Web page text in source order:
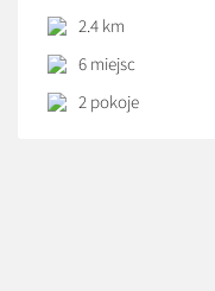
znajduje się
wraz z otaczającym
na spacery. U stóp
wieczny Kościół, w
2.4 km
6 miejsc
2 pokoje